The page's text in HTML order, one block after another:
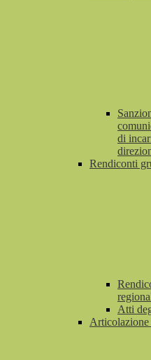
di
Rendiconti
Atti